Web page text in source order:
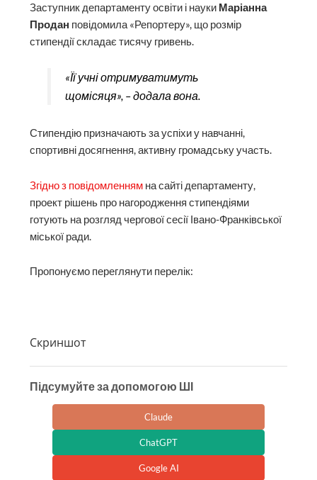
Заступник департаменту освіти і науки Маріанна
Продан повідомила «Репортеру», що розмір
стипендії складає тисячу гривень.
«Її учні отримуватимуть
щомісяця», – додала вона.
Стипендію призначають за успіхи у навчанні,
спортивні досягнення, активну громадську участь.
Згідно з повідомленням на сайті департаменту,
проект рішень про нагородження стипендіями
готують на розгляд чергової сесії Івано-Франківської
міської ради.
Пропонуємо переглянути перелік:
Скриншот
Підсумуйте за допомогою ШІ
Claude
ChatGPT
Google AI